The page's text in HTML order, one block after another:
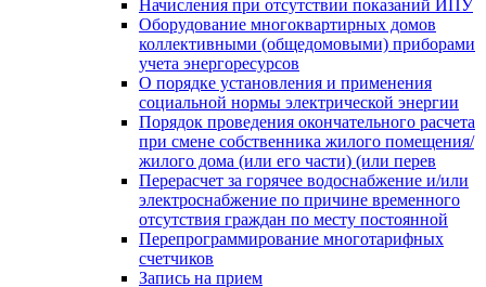
Начисления при отсутствии показаний ИПУ
Оборудование многоквартирных домов
коллективными (общедомовыми) приборами
учета энергоресурсов
О порядке установления и применения
социальной нормы электрической энергии
Порядок проведения окончательного расчета
при смене собственника жилого помещения/
жилого дома (или его части) (или перев
Перерасчет за горячее водоснабжение и/или
электроснабжение по причине временного
отсутствия граждан по месту постоянной
Перепрограммирование многотарифных
счетчиков
Запись на прием